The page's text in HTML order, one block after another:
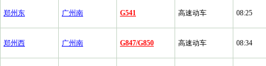
郑州东 广州南 G541 高速动车 08:25
郑州西 广州南 G847/G850 高速动车 08:34